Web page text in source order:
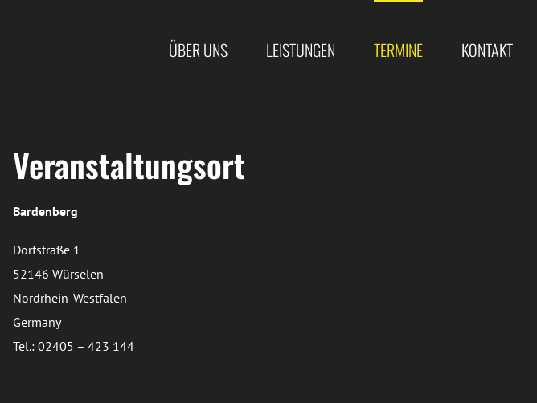
ÜBER UNS LEISTUNGEN TERMINE KONTAKT
Veranstaltungsort
Bardenberg
Dorfstraße 1
52146 Würselen
Nordrhein-Westfalen
Germany
Tel.: 02405 – 423 144